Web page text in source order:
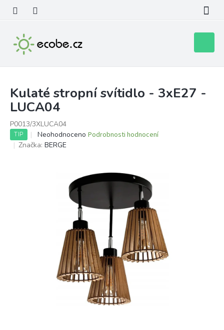
obsah
košík
Kulaté stropní svítidlo - 3xE27 -
LUCA04
P0013/3XLUCA04
TIP
Průměrné
hodnocení
Neohodnoceno Podrobnosti hodnocení
Značka: BERGE